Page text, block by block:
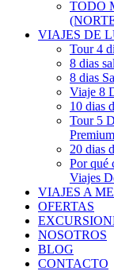
TODO
VIAJES DE
Tour 4
8 dias
8 dias
Viaje 8
10 dias
Tour 5
Premium
20 dias
Por qué
Viajes
VIAJES A
OFERTAS
NOSOTROS
BLOG
CONTACTO